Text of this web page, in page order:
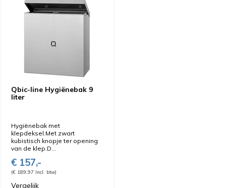
Qbic-line Hygiënebak 9
liter
Hygiënebak met
klepdeksel.Met zwart
kubistisch knopje ter opening
van de klep.D...
€ 157,-
(€ 189,97 Incl. btw)
Vergelijk